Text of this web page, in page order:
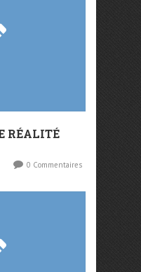
RÉALITÉ
0 Commentaires